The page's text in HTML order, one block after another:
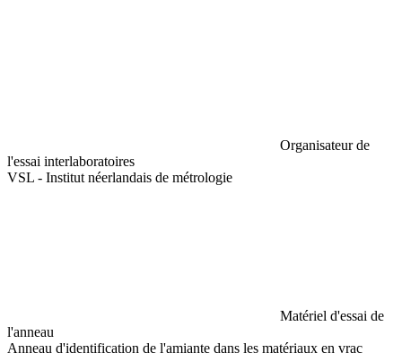
Organisateur de
l'essai interlaboratoires
VSL - Institut néerlandais de métrologie
Matériel d'essai de
l'anneau
Anneau d'identification de l'amiante dans les matériaux en vrac